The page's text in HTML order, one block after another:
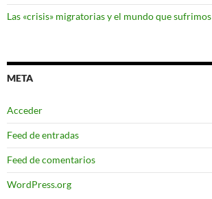
Las «crisis» migratorias y el mundo que sufrimos
META
Acceder
Feed de entradas
Feed de comentarios
WordPress.org